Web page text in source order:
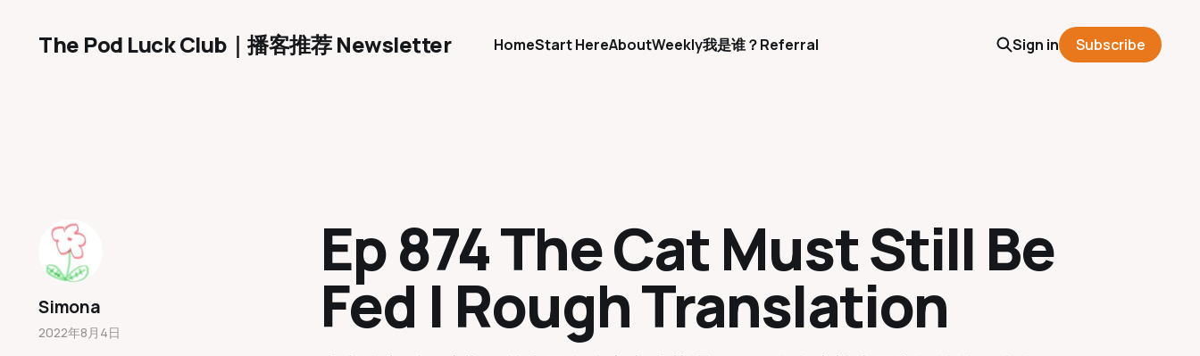
The Pod Luck Club｜播客推荐 Newsletter HomeStart HereAboutWeekly我是谁？Referral Sign in Subscribe
Ep 874 The Cat Must Still Be
Fed | Rough Translation
Simona
2022年8月4日